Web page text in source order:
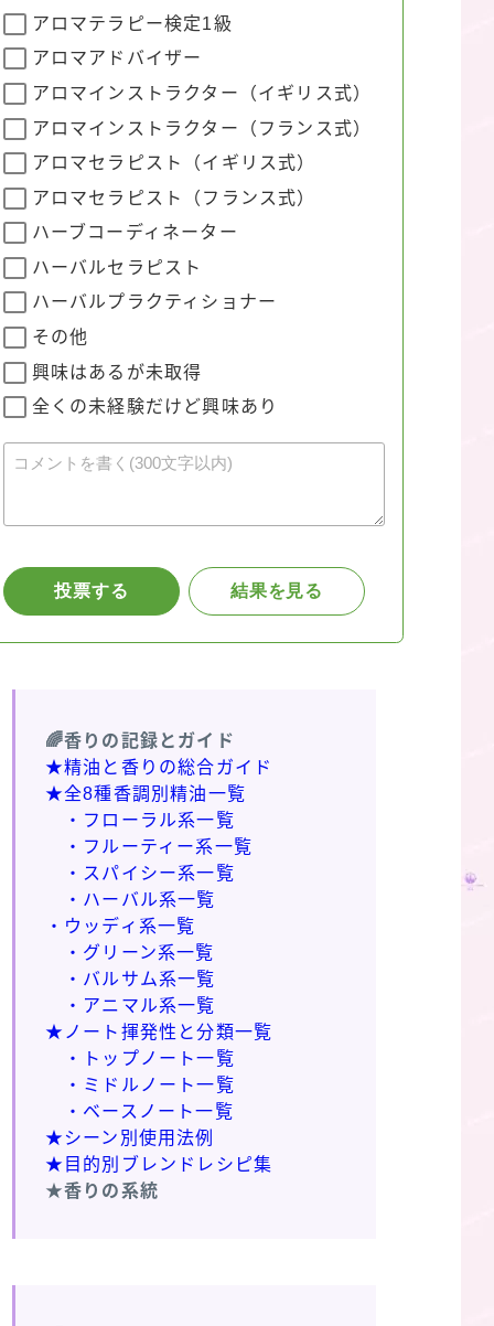
🌈香りの記録とガイド
★精油と香りの総合ガイド
★全8種香調別精油一覧
・フローラル系一覧
・フルーティー系一覧
・スパイシー系一覧
・ハーバル系一覧
・ウッディ系一覧
・グリーン系一覧
・バルサム系一覧
・アニマル系一覧
★ノート揮発性と分類一覧
・トップノート一覧
・ミドルノート一覧
・ベースノート一覧
★シーン別使用法例
★目的別ブレンドレシピ集
★香りの系統